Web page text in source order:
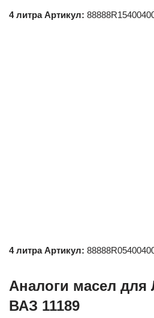
4 литра Артикул:
4 литра Артикул:
Аналоги масел для
ВАЗ 11189